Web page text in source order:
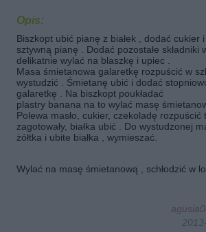
Opis:
Biszkopt ubić pianę z białek , dodać cukier
sztywną pianę . Dodać pozostałe składniki
delikatnie wylać na blaszkę i upiec .
Masa śmietanowa galaretkę rozpuścić w
wystudzić . Śmietanę ubić i dodać
galaretkę . Na biszkopt poukładać
plastry banana na to wylać masę
Polewa masło, cukier, czekoladę rozpuścić
zagotowały, białka ubić . Do wystudzonej
żółtka i ubite białka , wymieszać.
Wylać na masę śmietanową , schłodzić w